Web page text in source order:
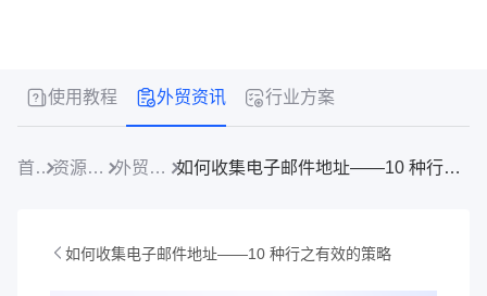
使用教程 外贸资讯 行业方案
首页 资源中心 外贸资讯 如何收集电子邮件地址——10 种行之有效的策略
如何收集电子邮件地址——10 种行之有效的策略